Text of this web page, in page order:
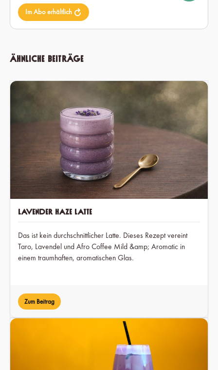
Im Abo erhältlich
Ähnliche Beiträge
Lavender Haze Latte
Das ist kein durchschnittlicher Latte. Dieses Rezept vereint
Taro, Lavendel und Afro Coffee Mild &amp; Aromatic in
einem traumhaften, aromatischen Glas.
Zum Beitrag